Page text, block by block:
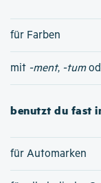
für Farben
mit -ment, -tum
benutzt du fast
für Automarken